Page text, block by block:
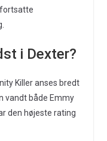
i Dexter?
Killer anses bredt
vandt både Emmy
den højeste rating